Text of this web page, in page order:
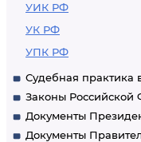
УИК РФ
УК РФ
УПК РФ
Судебная практика
Законы Российской
Документы
Документы